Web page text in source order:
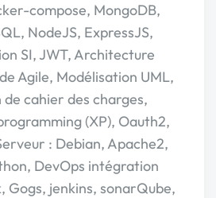
compose, MongoDB,
NodeJS, ExpressJS,
SI, JWT, Architecture
Agile, Modélisation UML,
cahier des charges,
(XP), Oauth2,
: Debian, Apache2,
DevOps intégration
Gogs, jenkins, sonarQube,